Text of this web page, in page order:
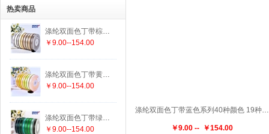
447
552 556 563 564 565 566
涤纶双面色丁带蓝色系列40种颜色 19种尺寸
￥9.00 -- ￥154.00
热卖商品
涤纶双面色丁带棕色系列25种颜色 19种尺寸
￥9.00--154.00
涤纶双面色丁带黄色系列29种颜色 19种尺寸
￥9.00--154.00
涤纶双面色丁带绿色系列29种颜色 19种尺寸
￥9.00--154.00